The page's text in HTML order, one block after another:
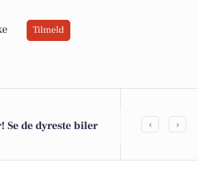
Tilmeld
de dyreste biler
Friske
‹ ›